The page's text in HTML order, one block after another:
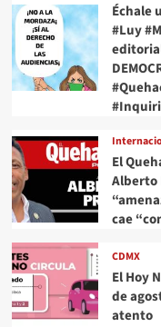
Échale
#Luy
El
Alberto
cae
CDMX
El Hoy
de
atento